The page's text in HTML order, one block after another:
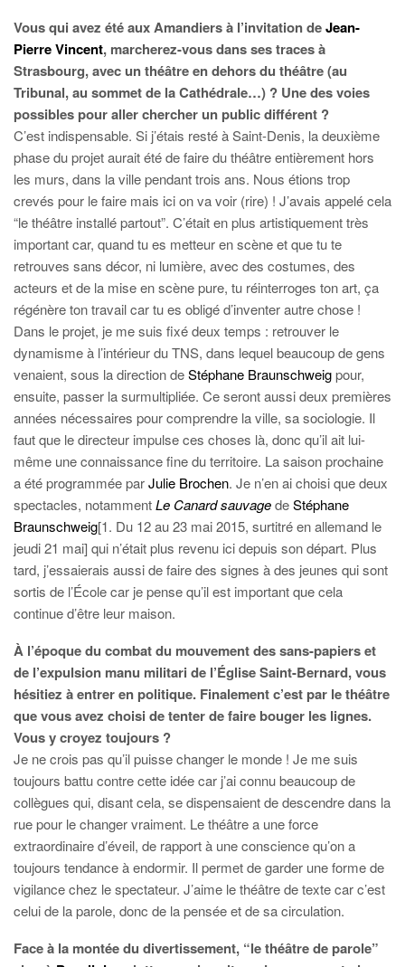
Vous qui avez été aux Amandiers à l’invitation deJean-
Pierre Vincent, marcherez-vous dans ses traces à
Strasbourg, avec un théâtre en dehors du théâtre (au
Tribunal, au sommet de la Cathédrale…) ? Une des voies
possibles pour aller chercher un public différent ?
C’est indispensable. Si j’étais resté à Saint-Denis, la deuxième
phase du projet aurait été de faire du théâtre entièrement hors
les murs, dans la ville pendant trois ans. Nous étions trop
crevés pour le faire mais ici on va voir (rire) ! J’avais appelé cela
“le théâtre installé partout”. C’était en plus artistiquement très
important car, quand tu es metteur en scène et que tu te
retrouves sans décor, ni lumière, avec des costumes, des
acteurs et de la mise en scène pure, tu réinterroges ton art, ça
régénère ton travail car tu es obligé d’inventer autre chose !
Dans le projet, je me suis fixé deux temps : retrouver le
dynamisme à l’intérieur du TNS, dans lequel beaucoup de gens
venaient, sous la direction deStéphane Braunschweigpour,
ensuite, passer la surmultipliée. Ce seront aussi deux premières
années nécessaires pour comprendre la ville, sa sociologie. Il
faut que le directeur impulse ces choses là, donc qu’il ait lui-
même une connaissance fine du territoire. La saison prochaine
a été programmée parJulie Brochen. Je n’en ai choisi que deux
spectacles, notammentLe Canard sauvagedeStéphane
Braunschweig[1. Du 12 au 23 mai 2015, surtitré en allemand le
jeudi 21 mai] qui n’était plus revenu ici depuis son départ. Plus
tard, j’essaierais aussi de faire des signes à des jeunes qui sont
sortis de l’École car je pense qu’il est important que cela
continue d’être leur maison.
À l’époque du combat du mouvement des sans-papiers et
de l’expulsion manu militari de l’Église Saint-Bernard, vous
hésitiez à entrer en politique. Finalement c’est par le théâtre
que vous avez choisi de tenter de faire bouger les lignes.
Vous y croyez toujours ?
Je ne crois pas qu’il puisse changer le monde ! Je me suis
toujours battu contre cette idée car j’ai connu beaucoup de
collègues qui, disant cela, se dispensaient de descendre dans la
rue pour le changer vraiment. Le théâtre a une force
extraordinaire d’éveil, de rapport à une conscience qu’on a
toujours tendance à endormir. Il permet de garder une forme de
vigilance chez le spectateur. J’aime le théâtre de texte car c’est
celui de la parole, donc de la pensée et de sa circulation.
Face à la montée du divertissement, “le théâtre de parole”